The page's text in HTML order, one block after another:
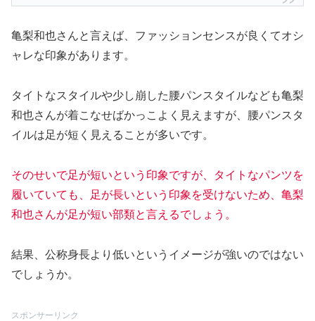
亀梨和也さんと言えば、ファッションセンスが良くてオシ
ャレな印象があります。
タイトなスタイルや少し崩した腰パンスタイルなども亀梨
和也さんが着こなせばかっこよく見えますが、腰パンスタ
イルは足が短く見えることが多いです。
そのせいで足が短いという印象ですが、タイトなパンツを
履いていても、足が長いという印象を受けないため、亀梨
和也さんが足が短い部類と言えるでしょう。
結果、公称身長より低いというイメージが強いのではない
でしょうか。
スポンサーリンク